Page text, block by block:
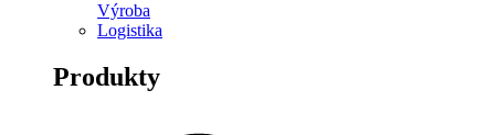
Výroba
Logistika
Produkty